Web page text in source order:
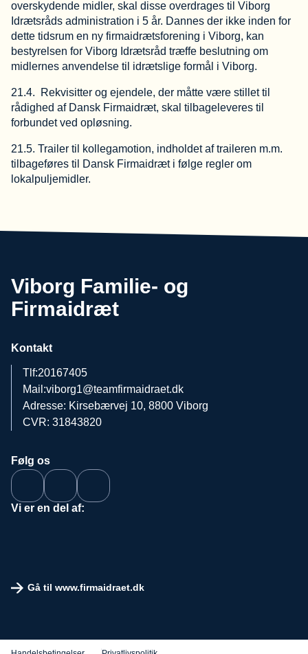
overskydende midler, skal disse overdrages til Viborg
Idrætsråds administration i 5 år. Dannes der ikke inden for
dette tidsrum en ny firmaidrætsforening i Viborg, kan
bestyrelsen for Viborg Idrætsråd træffe beslutning om
midlernes anvendelse til idrætslige formål i Viborg.
21.4. Rekvisitter og ejendele, der måtte være stillet til
rådighed af Dansk Firmaidræt, skal tilbageleveres til
forbundet ved opløsning.
21.5. Trailer til kollegamotion, indholdet af traileren m.m.
tilbageføres til Dansk Firmaidræt i følge regler om
lokalpuljemidler.
Viborg Familie- og
Firmaidræt
Kontakt
Tlf:20167405
Mail:viborg1@teamfirmaidraet.dk
Adresse: Kirsebærvej 10, 8800 Viborg
CVR: 31843820
Følg os
Vi er en del af:
Gå til www.firmaidraet.dk